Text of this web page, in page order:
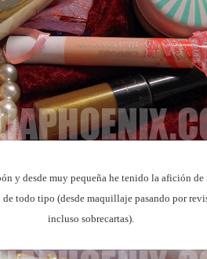
y desde muy pequeña he tenido la afición
todo tipo (desde maquillaje pasando por
incluso sobrecartas).